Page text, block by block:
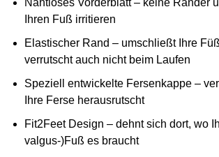
Ihren Fuß irritieren
Elastischer Rand – umschließt Ihre
verrutscht auch nicht beim Laufen
Speziell entwickelte Fersenkappe –
Ihre Ferse herausrutscht
Fit2Feet Design – dehnt sich dort, wo
valgus-)Fuß es braucht